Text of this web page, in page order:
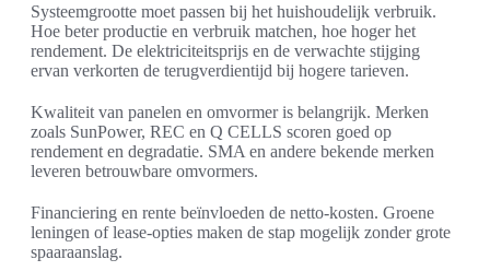
Systeemgrootte moet passen bij het huishoudelijk verbruik.
Hoe beter productie en verbruik matchen, hoe hoger het
rendement. De elektriciteitsprijs en de verwachte stijging
ervan verkorten de terugverdientijd bij hogere tarieven.
Kwaliteit van panelen en omvormer is belangrijk. Merken
zoals SunPower, REC en Q CELLS scoren goed op
rendement en degradatie. SMA en andere bekende merken
leveren betrouwbare omvormers.
Financiering en rente beïnvloeden de netto-kosten. Groene
leningen of lease-opties maken de stap mogelijk zonder grote
spaaraanslag.